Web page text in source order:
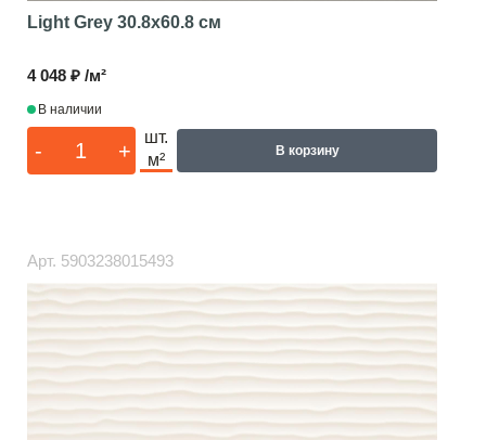
Light Grey 30.8x60.8 см
4 048 ₽ /м²
В наличии
- +
шт.
м²
В корзину
Арт. 5903238015493